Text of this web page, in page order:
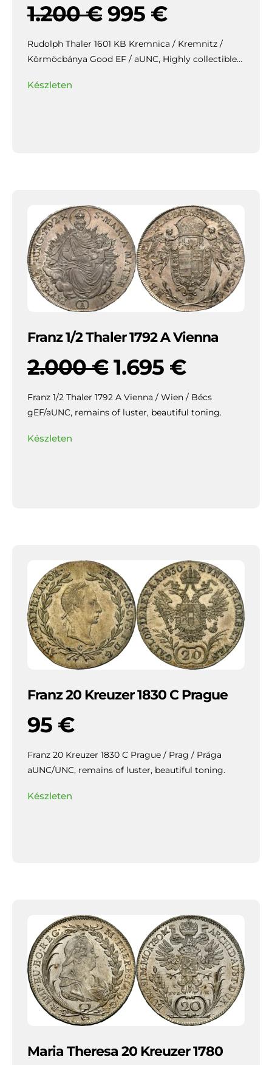
1.200€ 995 €
Rudolph Thaler 1601 KB Kremnica / Kremnitz /
Körmöcbánya Good EF / aUNC, Highly collectible
the fields, slightly weakly struck / veretgyenge.
Készleten
Franz 1/2 Thaler 1792 A Vienna
2.000€ 1.695 €
Franz 1/2 Thaler 1792 A Vienna / Wien / Bécs
gEF/aUNC, remains of luster, beautiful toning.
Készleten
Franz 20 Kreuzer 1830 C Prague
95 €
Franz 20 Kreuzer 1830 C Prague / Prag / Prága
aUNC/UNC, remains of luster, beautiful toning.
Készleten
Maria Theresa 20 Kreuzer 1780